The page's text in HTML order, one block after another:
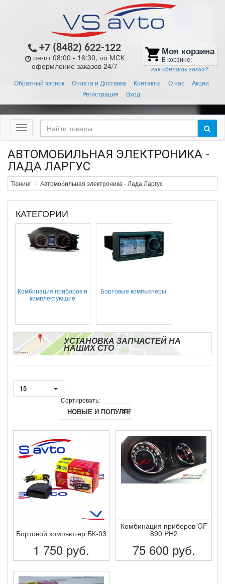
+7 (8482) 622-122
пн-пт 08:00 - 16:30, по МСК
оформление заказов 24/7
shopping_cart Моя корзина
В корзине:
как сделать заказ?
Обратный звонок Оплата и Доставка Контакты О нас
Акции
Регистрация
Вход
Меню
АВТОМОБИЛЬНАЯ ЭЛЕКТРОНИКА -
ЛАДА ЛАРГУС
Тюнинг Автомобильная электроника - Лада Ларгус
КАТЕГОРИИ
Комбинация приборов и
комплектующие
Бортовые компьютеры
УСТАНОВКА ЗАПЧАСТЕЙ НА
НАШИХ СТО
15
Сортировать:
НОВЫЕ И ПОПУЛЯРНЫЕ
Бортовой компьютер БК-03
1 750 руб.
ПОДРОБНЕЕ
Комбинация приборов GF
890 PH2
75 600 руб.